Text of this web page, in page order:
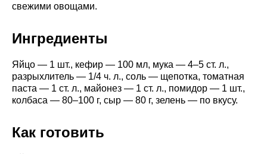
свежими овощами.
Ингредиенты
Яйцо — 1 шт., кефир — 100 мл, мука — 4–5 ст. л.,
разрыхлитель — 1/4 ч. л., соль — щепотка, томатная
паста — 1 ст. л., майонез — 1 ст. л., помидор — 1 шт.,
колбаса — 80–100 г, сыр — 80 г, зелень — по вкусу.
Как готовить